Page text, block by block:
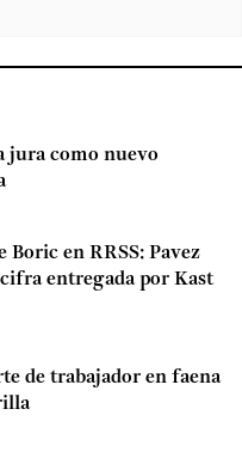
jura como nuevo
Boric en RRSS: Pavez
entregada por Kast
de trabajador en faena